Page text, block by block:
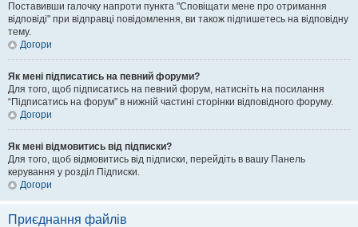
Поставивши галочку напроти пункта "Сповіщати мене про отримання
відповіді" при відправці повідомлення, ви також підпишетесь на відповідну
тему.
Догори
Як мені підписатись на певний форуми?
Для того, щоб підписатись на певний форум, натисніть на посилання
“Підписатись на форум” в нижній частині сторінки відповідного форуму.
Догори
Як мені відмовитись від підписки?
Для того, щоб відмовитись від підписки, перейдіть в вашу Панель
керування у розділ Підписки.
Догори
Приєднання файлів